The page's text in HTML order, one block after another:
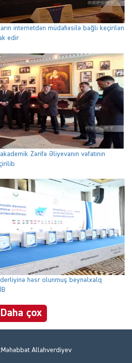
internetdən müdafiəsilə bağlı keçirilən
edir
Zərifə Əliyevanın vəfatının
liderliyinə həsr olunmuş beynəlxalq
Daha çox
Allahverdiyev